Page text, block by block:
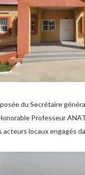
du Secrétaire
Professeur
acteurs locaux engagés